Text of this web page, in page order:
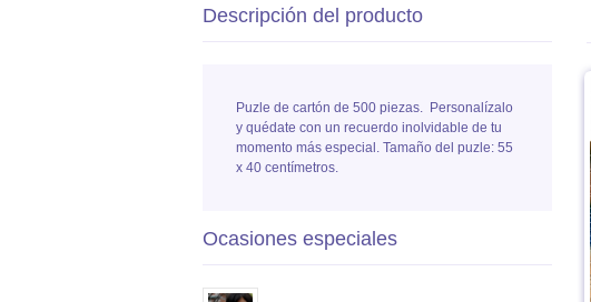
Descripción del producto
Puzle de cartón de 500 piezas. Personalízalo
y quédate con un recuerdo inolvidable de tu
momento más especial. Tamaño del puzle: 55
x 40 centímetros.
Ocasiones especiales